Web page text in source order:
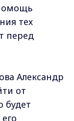
тех
перед
Александр
от
будет